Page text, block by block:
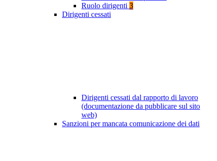
Ruolo dirigenti 3
Dirigenti cessati
Dirigenti cessati dal rapporto di lavoro
(documentazione da pubblicare sul sito
web)
Sanzioni per mancata comunicazione dei dati